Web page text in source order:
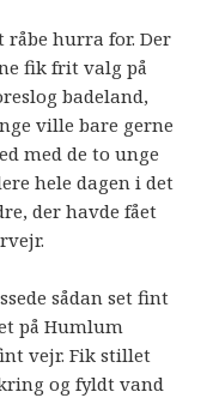
råbe hurra for. Der
fik frit valg på
badeland,
ville bare gerne
med de to unge
hele dagen i det
der havde fået
sådan set fint
på Humlum
vejr. Fik stillet
og fyldt vand